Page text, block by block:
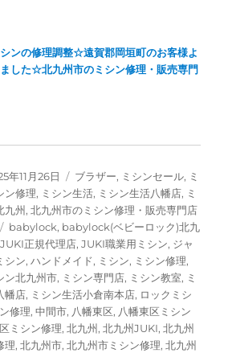
ンの修理調整☆遠賀郡岡垣町のお客様よ
した☆北九州市のミシン修理・販売専門
年11月26日
カ
テ
ゴ
リ
ー
ブラザー, ミシンセール, ミ
ン修理, ミシン生活, ミシン生活八幡店, ミ
九州,北九州市のミシン修理・販売専門店
タ
グ
babylock, babylock(ベビーロック)北九
JUKI正規代理店,JUKI職業用ミシン, ジャ
シン,ハンドメイド, ミシン, ミシン修理,
ン北九州市, ミシン専門店, ミシン教室, ミ
幡店, ミシン生活小倉南本店, ロックミシ
修理,中間市, 八幡東区, 八幡東区ミシン
ミシン修理,北九州,北九州JUKI,北九州
理,北九州市,北九州市ミシン修理,北九州